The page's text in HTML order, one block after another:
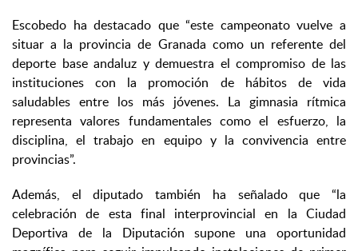
Escobedo ha destacado que “este campeonato vuelve a
situar a la provincia de Granada como un referente del
deporte base andaluz y demuestra el compromiso de las
instituciones con la promoción de hábitos de vida
saludables entre los más jóvenes. La gimnasia rítmica
representa valores fundamentales como el esfuerzo, la
disciplina, el trabajo en equipo y la convivencia entre
provincias”.
Además, el diputado también ha señalado que “la
celebración de esta final interprovincial en la Ciudad
Deportiva de la Diputación supone una oportunidad